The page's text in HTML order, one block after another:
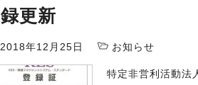
録更新
2018年12月25日 お知らせ
特定非営利活動法